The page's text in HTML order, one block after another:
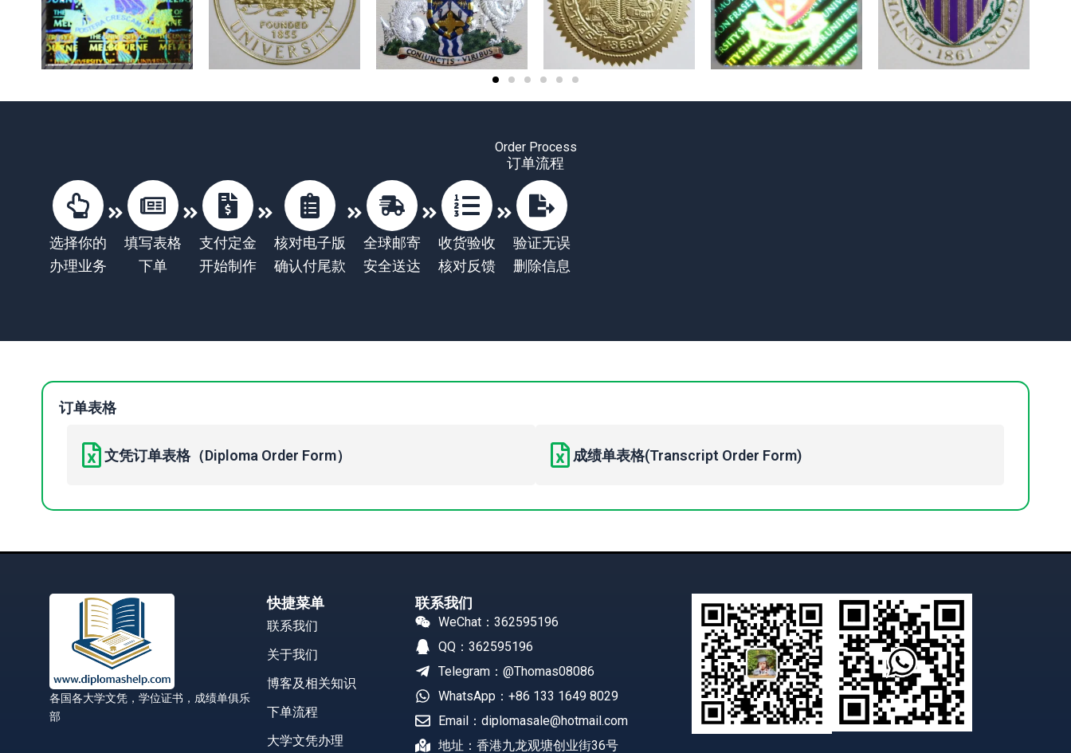
Order Process
订单流程
选择你的
办理业务
填写表格
下单
支付定金
开始制作
核对电子版
确认付尾款
全球邮寄
安全送达
收货验收
核对反馈
验证无误
删除信息
订单表格
文凭订单表格（Diploma Order Form） 成绩单表格(Transcript Order Form)
各国各大学文凭，学位证书，成绩单俱乐
部
快捷菜单
联系我们
关于我们
博客及相关知识
下单流程
大学文凭办理
联系我们
WeChat：362595196
QQ：362595196
Telegram：@Thomas08086
WhatsApp：+86 133 1649 8029
Email：diplomasale@hotmail.com
地址：香港九龙观塘创业街36号